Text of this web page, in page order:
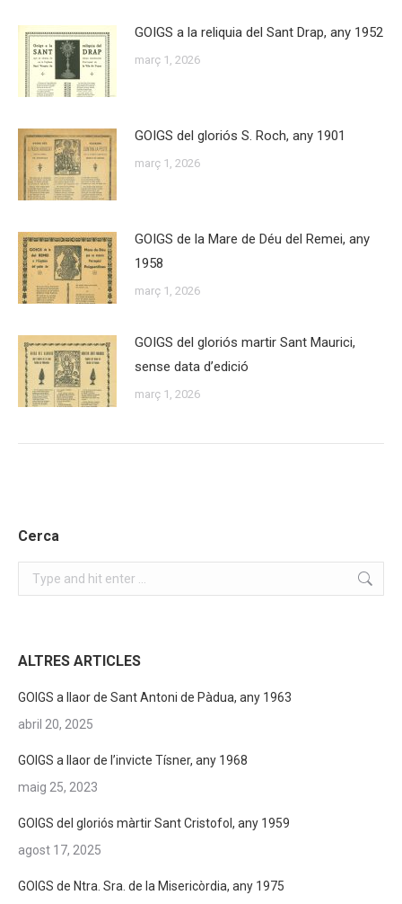
GOIGS a la reliquia del Sant Drap, any 1952
març 1, 2026
GOIGS del gloriós S. Roch, any 1901
març 1, 2026
GOIGS de la Mare de Déu del Remei, any
1958
març 1, 2026
GOIGS del gloriós martir Sant Maurici,
sense data d’edició
març 1, 2026
Cerca
Search:
ALTRES ARTICLES
GOIGS a llaor de Sant Antoni de Pàdua, any 1963
abril 20, 2025
GOIGS a llaor de l’invicte Tísner, any 1968
maig 25, 2023
GOIGS del gloriós màrtir Sant Cristofol, any 1959
agost 17, 2025
GOIGS de Ntra. Sra. de la Misericòrdia, any 1975